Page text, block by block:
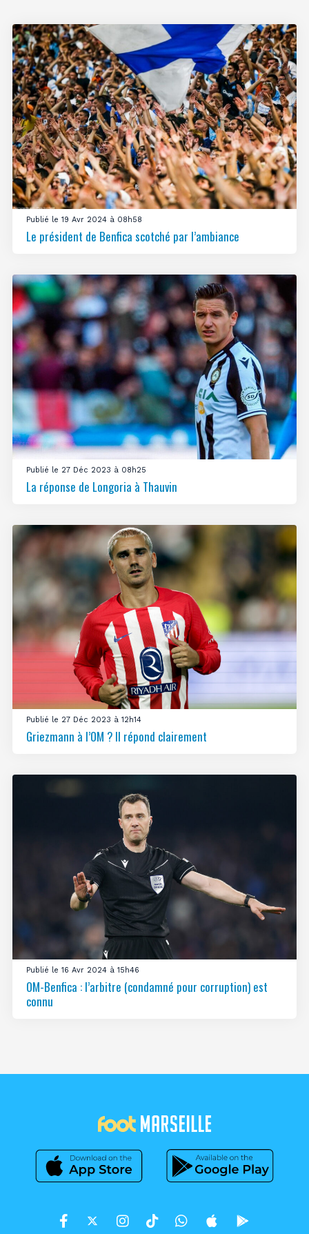
Publié le 19 Avr 2024 à 08h58
Le président de Benfica scotché par l’ambiance
Publié le 27 Déc 2023 à 08h25
La réponse de Longoria à Thauvin
Publié le 27 Déc 2023 à 12h14
Griezmann à l’OM ? Il répond clairement
Publié le 16 Avr 2024 à 15h46
OM-Benfica : l’arbitre (condamné pour corruption) est
connu